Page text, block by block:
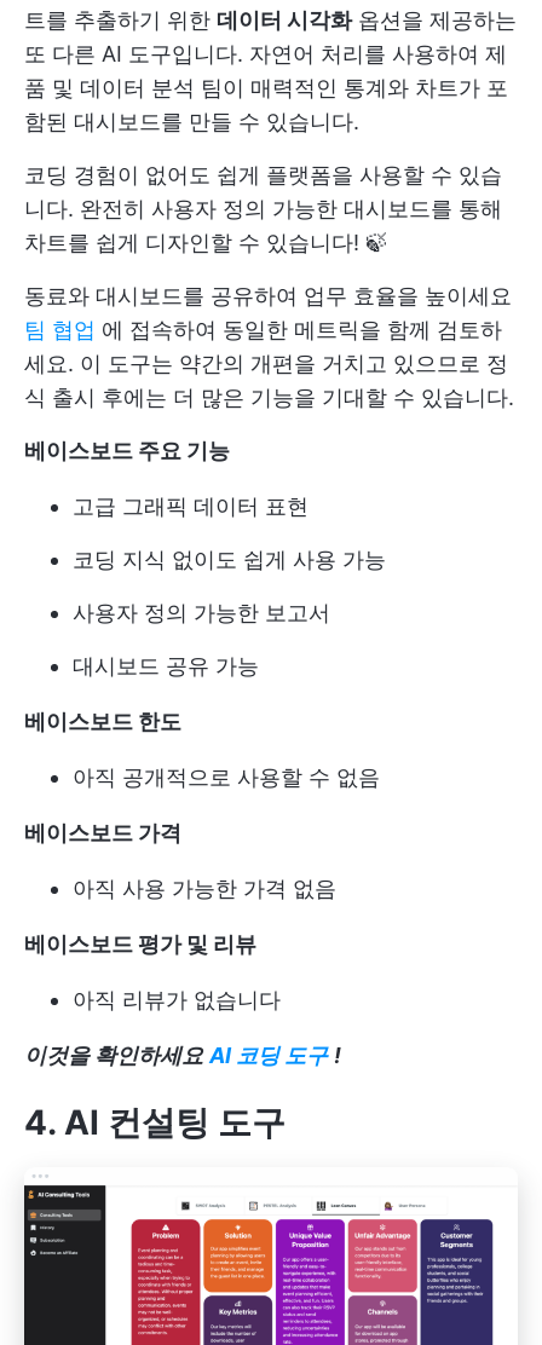
트를 추출하기 위한 데이터 시각화옵션을 제공하는
또 다른 AI 도구입니다. 자연어 처리를 사용하여 제
품 및 데이터 분석 팀이 매력적인 통계와 차트가 포
함된 대시보드를 만들 수 있습니다.
코딩 경험이 없어도 쉽게 플랫폼을 사용할 수 있습
니다. 완전히 사용자 정의 가능한 대시보드를 통해
차트를 쉽게 디자인할 수 있습니다! 🍃
동료와 대시보드를 공유하여 업무 효율을 높이세요
팀 협업 에 접속하여 동일한 메트릭을 함께 검토하
세요. 이 도구는 약간의 개편을 거치고 있으므로 정
식 출시 후에는 더 많은 기능을 기대할 수 있습니다.
베이스보드 주요 기능
고급 그래픽 데이터 표현
코딩 지식 없이도 쉽게 사용 가능
사용자 정의 가능한 보고서
대시보드 공유 가능
베이스보드 한도
아직 공개적으로 사용할 수 없음
베이스보드 가격
아직 사용 가능한 가격 없음
베이스보드 평가 및 리뷰
아직 리뷰가 없습니다
이것을 확인하세요 AI 코딩 도구 !
4. AI 컨설팅 도구